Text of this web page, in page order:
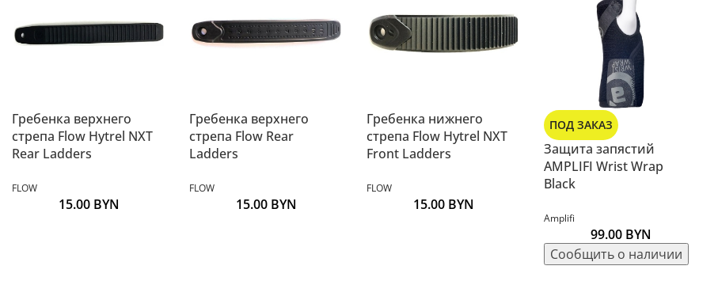
Гребенка верхнего
стрепа Flow Hytrel NXT
Rear Ladders
FLOW
15.00 BYN
Гребенка верхнего
стрепа Flow Rear
Ladders
FLOW
15.00 BYN
Гребенка нижнего
стрепа Flow Hytrel NXT
Front Ladders
FLOW
15.00 BYN
ПОД ЗАКАЗ
Защита запястий
AMPLIFI Wrist Wrap
Black
Amplifi
99.00 BYN